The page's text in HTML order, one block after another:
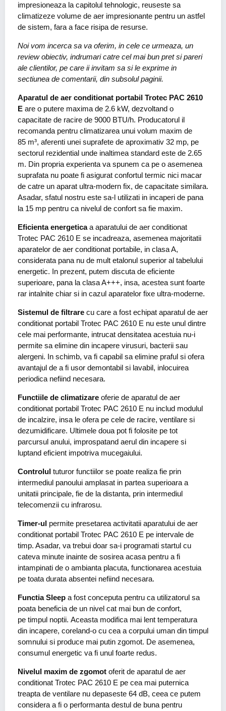
impresioneaza la capitolul tehnologic, reuseste sa
climatizeze volume de aer impresionante pentru un astfel
de sistem, fara a face risipa de resurse.
Noi vom incerca sa va oferim, in cele ce urmeaza, un
review obiectiv, indrumari catre cel mai bun pret si pareri
ale clientilor, pe care ii invitam sa si le exprime in
sectiunea de comentarii, din subsolul paginii.
Aparatul de aer conditionat portabil Trotec PAC 2610
E are o putere maxima de 2.6 kW, dezvoltand o
capacitate de racire de 9000 BTU/h. Producatorul il
recomanda pentru climatizarea unui volum maxim de
85 m³, aferenti unei suprafete de aproximativ 32 mp, pe
sectorul rezidential unde inaltimea standard este de 2.65
m. Din propria experienta va spunem ca pe o asemenea
suprafata nu poate fi asigurat confortul termic nici macar
de catre un aparat ultra-modern fix, de capacitate similara.
Asadar, sfatul nostru este sa-l utilizati in incaperi de pana
la 15 mp pentru ca nivelul de confort sa fie maxim.
Eficienta energeticaa aparatului de aer conditionat
Trotec PAC 2610 E se incadreaza, asemenea majoritatii
aparatelor de aer conditionat portabile, in clasa A,
considerata pana nu de mult etalonul superior al tabelului
energetic. In prezent, putem discuta de eficiente
superioare, pana la clasa A+++, insa, acestea sunt foarte
rar intalnite chiar si in cazul aparatelor fixe ultra-moderne.
Sistemul de filtrare cu care a fost echipat aparatul de aer
conditionat portabil Trotec PAC 2610 E nu este unul dintre
cele mai performante, intrucat densitatea acestuia nu-i
permite sa elimine din incapere virusuri, bacterii sau
alergeni. In schimb, va fi capabil sa elimine praful si ofera
avantajul de a fi usor demontabil si lavabil, inlocuirea
periodica nefiind necesara.
Functiile de climatizare oferie de aparatul de aer
conditionat portabil Trotec PAC 2610 E nu includ modulul
de incalzire, insa le ofera pe cele de racire, ventilare si
dezumidificare. Ultimele doua pot fi folosite pe tot
parcursul anului, improspatand aerul din incapere si
luptand eficient impotriva mucegaiului.
Controlul tuturor functiilor se poate realiza fie prin
intermediul panoului amplasat in partea superioara a
unitatii principale, fie de la distanta, prin intermediul
telecomenzii cu infrarosu.
Timer-ul permite presetarea activitatii aparatului de aer
conditionat portabil Trotec PAC 2610 E pe intervale de
timp. Asadar, va trebui doar sa-i programati startul cu
cateva minute inainte de sosirea acasa pentru a fi
intampinati de o ambianta placuta, functionarea acestuia
pe toata durata absentei nefiind necesara.
Functia Sleep a fost conceputa pentru ca utilizatorul sa
poata beneficia de un nivel cat mai bun de confort,
pe timpul noptii. Aceasta modifica mai lent temperatura
din incapere, coreland-o cu cea a corpului uman din timpul
somnului si produce mai putin zgomot. De asemenea,
consumul energetic va fi unul foarte redus.
Nivelul maxim de zgomot oferit de aparatul de aer
conditionat Trotec PAC 2610 E pe cea mai puternica
treapta de ventilare nu depaseste 64 dB, ceea ce putem
considera a fi o performanta destul de buna pentru